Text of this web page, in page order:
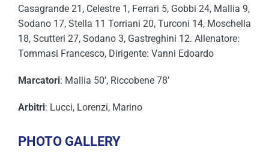
Casagrande 21, Celestre 1, Ferrari 5, Gobbi 24, Mallia 9,
Sodano 17, Stella 11 Torriani 20, Turconi 14, Moschella
18, Scutteri 27, Sodano 3, Gastreghini 12. Allenatore:
Tommasi Francesco, Dirigente: Vanni Edoardo
Marcatori: Mallia 50’, Riccobene 78’
Arbitri: Lucci, Lorenzi, Marino
PHOTO GALLERY